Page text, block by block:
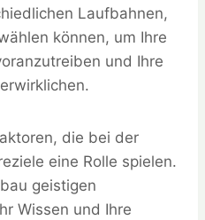
Laufbahnen,
können, um Ihre
und Ihre
die bei der
eine Rolle spielen.
geistigen
Wissen und Ihre